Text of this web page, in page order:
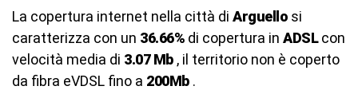
La copertura internet nella città di Arguello si
caratterizza con un 36.66% di copertura in ADSLcon
velocità media di 3.07 Mb, il territorio non è coperto
da fibra eVDSL fino a 200Mb.